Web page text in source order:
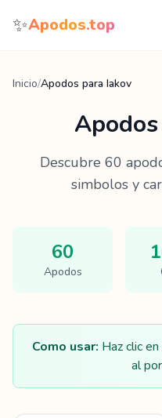
Saltar al contenido
✨Apodos.top
Inicio/Apodos para Iakov
Descubre 60
simbolos y
60
Apodos
Como usar: Haz clic
al